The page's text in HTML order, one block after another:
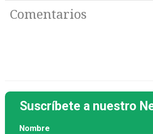
Comentarios
Suscríbete a nuestro
Nombre